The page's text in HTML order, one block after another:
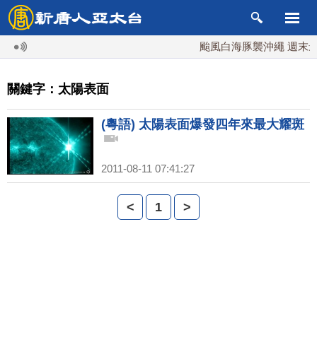
颱風白海豚襲沖繩 週末最
關鍵字：太陽表面
(粵語) 太陽表面爆發四年來最大耀斑
2011-08-11 07:41:27
< 1 >